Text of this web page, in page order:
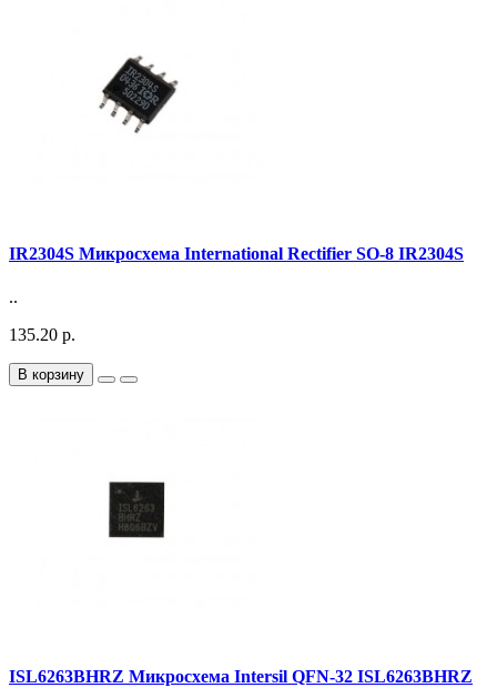
IR2304S Микросхема International Rectifier SO-8 IR2304S
..
135.20 р.
В корзину
ISL6263BHRZ Микросхема Intersil QFN-32 ISL6263BHRZ